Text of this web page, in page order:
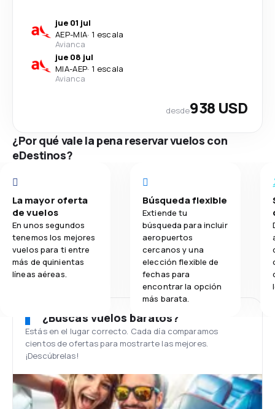
jue 01 jul
AEP-MIA· 1 escala
Avianca
jue 08 jul
MIA-AEP· 1 escala
Avianca
desde938 USD
¿Por qué vale la pena reservar vuelos con
eDestinos?
La mayor oferta
de vuelos
En unos segundos
tenemos los mejores
vuelos para ti entre
más de quinientas
líneas aéreas.
Búsqueda flexible
Extiende tu
búsqueda para incluir
aeropuertos
cercanos y una
elección flexible de
fechas para
encontrar la opción
más barata.
¿Buscas vuelos baratos?
Estás en el lugar correcto. Cada día comparamos
cientos de ofertas para mostrarte las mejores.
¡Descúbrelas!